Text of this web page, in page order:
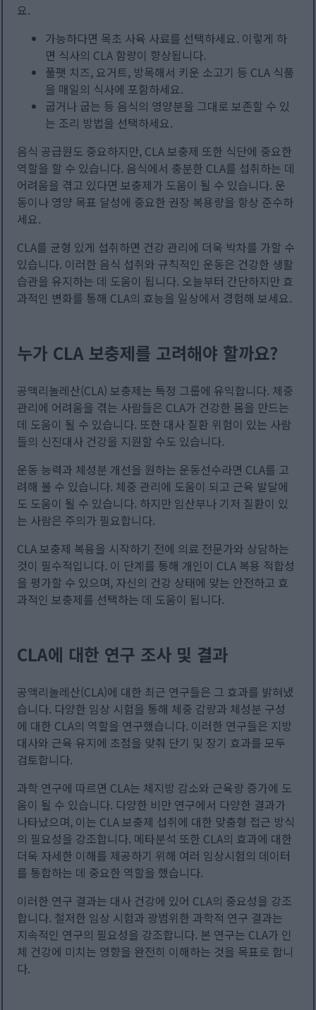
요.
가능하다면 목초 사육 사료를 선택하세요. 이렇게 하
면 식사의 CLA 함량이 향상됩니다.
풀팻 치즈, 요거트, 방목해서 키운 소고기 등 CLA 식품
을 매일의 식사에 포함하세요.
굽거나 굽는 등 음식의 영양분을 그대로 보존할 수 있
는 조리 방법을 선택하세요.
음식 공급원도 중요하지만, CLA 보충제 또한 식단에 중요한
역할을 할 수 있습니다. 음식에서 충분한 CLA를 섭취하는 데
어려움을 겪고 있다면 보충제가 도움이 될 수 있습니다. 운
동이나 영양 목표 달성에 중요한 권장 복용량을 항상 준수하
세요.
CLA를 균형 있게 섭취하면 건강 관리에 더욱 박차를 가할 수
있습니다. 이러한 음식 섭취와 규칙적인 운동은 건강한 생활
습관을 유지하는 데 도움이 됩니다. 오늘부터 간단하지만 효
과적인 변화를 통해 CLA의 효능을 일상에서 경험해 보세요.
누가 CLA 보충제를 고려해야 할까요?
공액리놀레산(CLA) 보충제는 특정 그룹에 유익합니다. 체중
관리에 어려움을 겪는 사람들은 CLA가 건강한 몸을 만드는
데 도움이 될 수 있습니다. 또한 대사 질환 위험이 있는 사람
들의 신진대사 건강을 지원할 수도 있습니다.
운동 능력과 체성분 개선을 원하는 운동선수라면 CLA를 고
려해 볼 수 있습니다. 체중 관리에 도움이 되고 근육 발달에
도 도움이 될 수 있습니다. 하지만 임산부나 기저 질환이 있
는 사람은 주의가 필요합니다.
CLA 보충제 복용을 시작하기 전에 의료 전문가와 상담하는
것이 필수적입니다. 이 단계를 통해 개인이 CLA 복용 적합성
을 평가할 수 있으며, 자신의 건강 상태에 맞는 안전하고 효
과적인 보충제를 선택하는 데 도움이 됩니다.
CLA에 대한 연구 조사 및 결과
공액리놀레산(CLA)에 대한 최근 연구들은 그 효과를 밝혀냈
습니다. 다양한 임상 시험을 통해 체중 감량과 체성분 구성
에 대한 CLA의 역할을 연구했습니다. 이러한 연구들은 지방
대사와 근육 유지에 초점을 맞춰 단기 및 장기 효과를 모두
검토합니다.
과학 연구에 따르면 CLA는 체지방 감소와 근육량 증가에 도
움이 될 수 있습니다. 다양한 비만 연구에서 다양한 결과가
나타났으며, 이는 CLA 보충제 섭취에 대한 맞춤형 접근 방식
의 필요성을 강조합니다. 메타분석 또한 CLA의 효과에 대한
더욱 자세한 이해를 제공하기 위해 여러 임상시험의 데이터
를 통합하는 데 중요한 역할을 했습니다.
이러한 연구 결과는 대사 건강에 있어 CLA의 중요성을 강조
합니다. 철저한 임상 시험과 광범위한 과학적 연구 결과는
지속적인 연구의 필요성을 강조합니다. 본 연구는 CLA가 인
체 건강에 미치는 영향을 완전히 이해하는 것을 목표로 합니
다.